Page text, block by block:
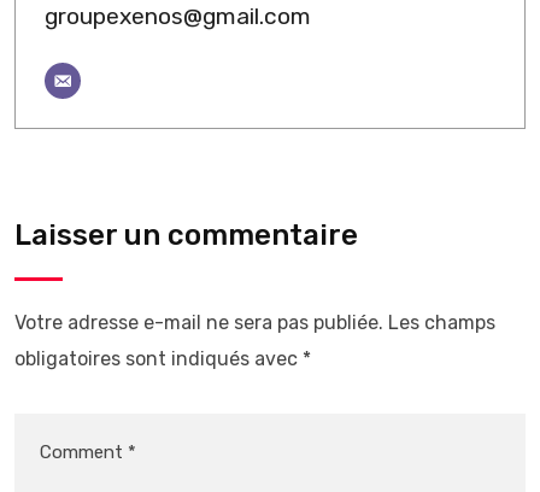
groupexenos@gmail.com
Laisser un commentaire
Votre adresse e-mail ne sera pas publiée. Les champs
obligatoires sont indiqués avec *